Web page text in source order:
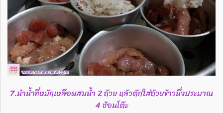
7.นำน้ำที่หมักเหลือผสมน้ำ​ 2 ถ้วย​ แล้วตักใส่ถ้วยข้าวนึ่งประมาณ​
4 ช้อนโต๊ะ​